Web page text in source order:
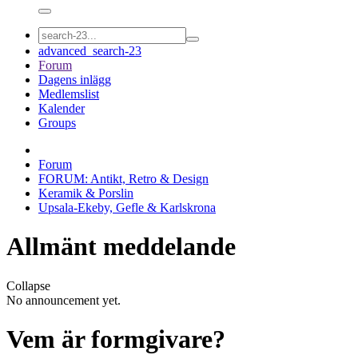
advanced_search-23
Forum
Dagens inlägg
Medlemslist
Kalender
Groups
Forum
FORUM: Antikt, Retro & Design
Keramik & Porslin
Upsala-Ekeby, Gefle & Karlskrona
Allmänt meddelande
Collapse
No announcement yet.
Vem är formgivare?